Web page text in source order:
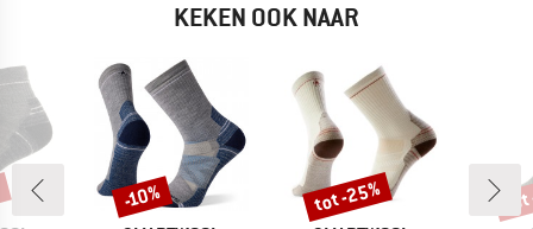
KEKEN OOK NAAR
Korting
-10% Korting
tot -25%